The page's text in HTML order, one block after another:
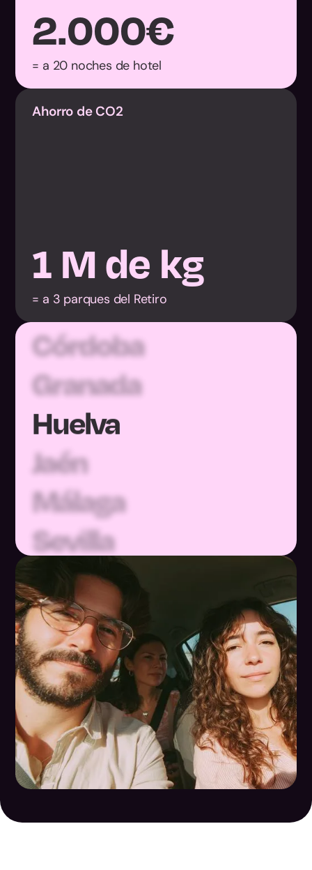
Ahorro de CO2
1M de kg
= a 3 parques del Retiro
2.000€
= a 20 noches de hotel
Cádiz
Córdoba
Granada
Huelva
Jaén
Málaga
Sevilla
Huesca
Teruel
Zaragoza
Asturias
Baleares
Las Palmas
Santa Cruz de
Tenerife